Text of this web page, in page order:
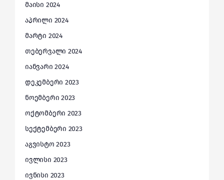
მაისი 2024
აპრილი 2024
მარტი 2024
თებერვალი 2024
იანვარი 2024
დეკემბერი 2023
ნოემბერი 2023
ოქტომბერი 2023
სექტემბერი 2023
აგვისტო 2023
ივლისი 2023
ივნისი 2023